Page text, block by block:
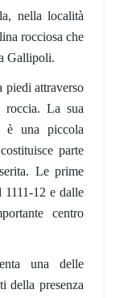
nella località
rocciosa che
Gallipoli.
piedi attraverso
roccia. La sua
è una piccola
parte
Le prime
1111-12 e dalle
centro
una delle
della presenza